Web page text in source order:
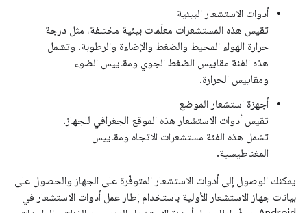
أدوات الاستشعار البيئية
تقيس هذه المستشعرات معلَمات بيئية مختلفة، مثل درجة
حرارة الهواء المحيط والضغط والإضاءة والرطوبة. وتشمل
هذه الفئة مقاييس الضغط الجوي ومقاييس الضوء
ومقاييس الحرارة.
أجهزة استشعار الموضع
تقيس أدوات الاستشعار هذه الموقع الجغرافي للجهاز.
تشمل هذه الفئة مستشعرات الاتجاه ومقاييس
المغناطيسية.
يمكنك الوصول إلى أدوات الاستشعار المتوفّرة على الجهاز والحصول على
بيانات جهاز الاستشعار الأولية باستخدام إطار عمل أدوات الاستشعار في